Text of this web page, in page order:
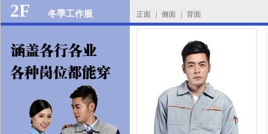
2F 冬季工作服 正面 侧面 背面